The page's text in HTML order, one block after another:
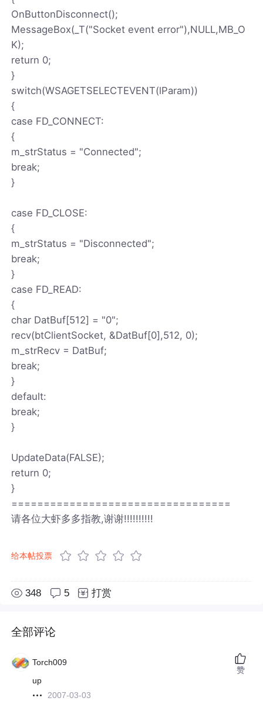
OnButtonDisconnect();
MessageBox(_T("Socket event error"),NULL,MB_O
K);
return 0;
}
switch(WSAGETSELECTEVENT(lParam))
{
case FD_CONNECT:
{
m_strStatus = "Connected";
break;
}
case FD_CLOSE:
{
m_strStatus = "Disconnected";
break;
}
case FD_READ:
{
char DatBuf[512] = "0";
recv(btClientSocket, &DatBuf[0],512, 0);
m_strRecv = DatBuf;
break;
}
default:
break;
}
UpdateData(FALSE);
return 0;
}
==================================
请各位大虾多多指教,谢谢!!!!!!!!!!
给本帖投票
348 5 打赏
全部评论
Torch009
up
2007-03-03
赞